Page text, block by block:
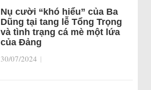
Nụ cười “khó hiểu” của Ba
Dũng tại tang lễ Tổng Trọng
và tình trạng cá mè một lứa
của Đảng
30/07/2024 |